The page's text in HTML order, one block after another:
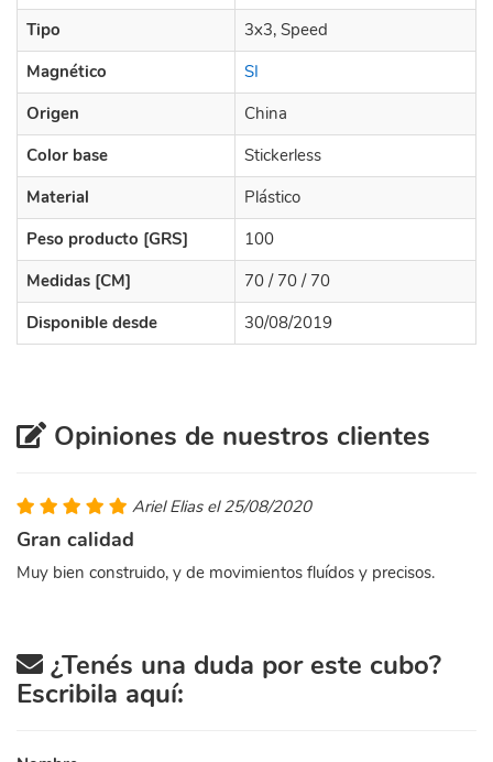
Tipo
3x3, Speed
Magnético
SI
Origen
China
Color base
Stickerless
Material
Plástico
Peso producto [GRS]
100
Medidas [CM]
70 / 70 / 70
Disponible desde
30/08/2019
Opiniones de nuestros clientes
Ariel Elias el 25/08/2020
Gran calidad
Muy bien construido, y de movimientos fluídos y precisos.
¿Tenés una duda por este cubo?
Escribila aquí: